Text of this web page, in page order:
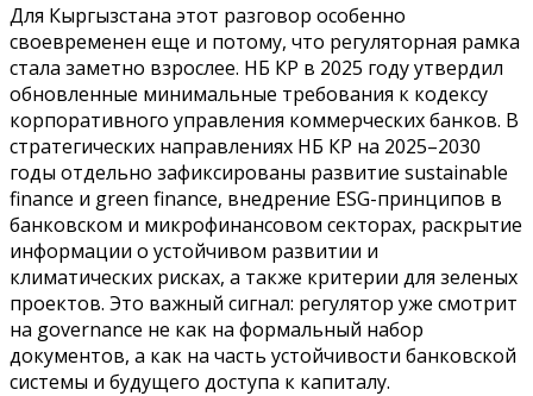
Для Кыргызстана этот разговор особенно
своевременен еще и потому, что регуляторная рамка
стала заметно взрослее. НБ КР в 2025 году утвердил
обновленные минимальные требования к кодексу
корпоративного управления коммерческих банков. В
стратегических направлениях НБ КР на 2025–2030
годы отдельно зафиксированы развитие sustainable
finance и green finance, внедрение ESG-принципов в
банковском и микрофинансовом секторах, раскрытие
информации о устойчивом развитии и
климатических рисках, а также критерии для зеленых
проектов. Это важный сигнал: регулятор уже смотрит
на governance не как на формальный набор
документов, а как на часть устойчивости банковской
системы и будущего доступа к капиталу.